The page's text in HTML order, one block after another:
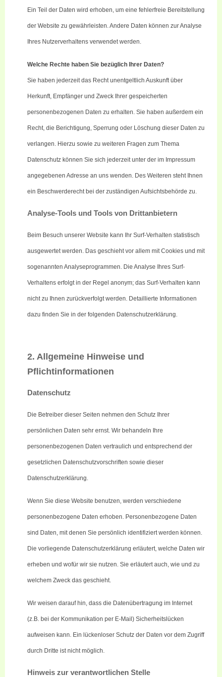
Ein Teil der Daten wird erhoben, um eine fehlerfreie Bereitstellung
der Website zu gewährleisten. Andere Daten können zur Analyse
Ihres Nutzerverhaltens verwendet werden.
Welche Rechte haben Sie bezüglich Ihrer Daten?
Sie haben jederzeit das Recht unentgeltlich Auskunft über
Herkunft, Empfänger und Zweck Ihrer gespeicherten
personenbezogenen Daten zu erhalten. Sie haben außerdem ein
Recht, die Berichtigung, Sperrung oder Löschung dieser Daten zu
verlangen. Hierzu sowie zu weiteren Fragen zum Thema
Datenschutz können Sie sich jederzeit unter der im Impressum
angegebenen Adresse an uns wenden. Des Weiteren steht Ihnen
ein Beschwerderecht bei der zuständigen Aufsichtsbehörde zu.
Analyse-Tools und Tools von Drittanbietern
Beim Besuch unserer Website kann Ihr Surf-Verhalten statistisch
ausgewertet werden. Das geschieht vor allem mit Cookies und mit
sogenannten Analyseprogrammen. Die Analyse Ihres Surf-
Verhaltens erfolgt in der Regel anonym; das Surf-Verhalten kann
nicht zu Ihnen zurückverfolgt werden. Detaillierte Informationen
dazu finden Sie in der folgenden Datenschutzerklärung.
2. Allgemeine Hinweise und
Pflichtinformationen
Datenschutz
Die Betreiber dieser Seiten nehmen den Schutz Ihrer
persönlichen Daten sehr ernst. Wir behandeln Ihre
personenbezogenen Daten vertraulich und entsprechend der
gesetzlichen Datenschutzvorschriften sowie dieser
Datenschutzerklärung.
Wenn Sie diese Website benutzen, werden verschiedene
personenbezogene Daten erhoben. Personenbezogene Daten
sind Daten, mit denen Sie persönlich identifiziert werden können.
Die vorliegende Datenschutzerklärung erläutert, welche Daten wir
erheben und wofür wir sie nutzen. Sie erläutert auch, wie und zu
welchem Zweck das geschieht.
Wir weisen darauf hin, dass die Datenübertragung im Internet
(z.B. bei der Kommunikation per E-Mail) Sicherheitslücken
aufweisen kann. Ein lückenloser Schutz der Daten vor dem Zugriff
durch Dritte ist nicht möglich.
Hinweis zur verantwortlichen Stelle